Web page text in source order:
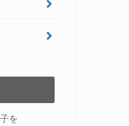
を